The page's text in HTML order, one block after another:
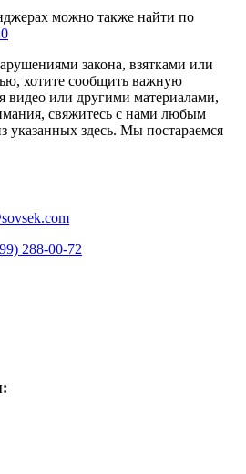
можно также найти по
закона, взятками или
хотите сообщить важную
видео или другими материалами,
свяжитесь с нами любым
указанных здесь. Мы постараемся
288-00-72